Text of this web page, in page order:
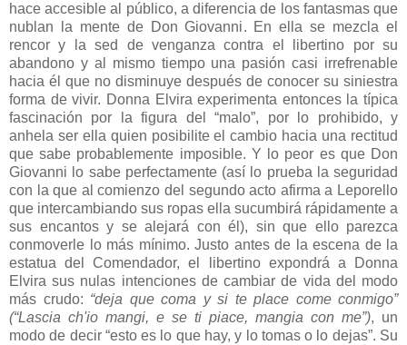
hace accesible al público, a diferencia de los fantasmas que
nublan la mente de Don Giovanni. En ella se mezcla el
rencor y la sed de venganza contra el libertino por su
abandono y al mismo tiempo una pasión casi irrefrenable
hacia él que no disminuye después de conocer su siniestra
forma de vivir. Donna Elvira experimenta entonces la típica
fascinación por la figura del “malo”, por lo prohibido, y
anhela ser ella quien posibilite el cambio hacia una rectitud
que sabe probablemente imposible. Y lo peor es que Don
Giovanni lo sabe perfectamente (así lo prueba la seguridad
con la que al comienzo del segundo acto afirma a Leporello
que intercambiando sus ropas ella sucumbirá rápidamente a
sus encantos y se alejará con él), sin que ello parezca
conmoverle lo más mínimo. Justo antes de la escena de la
estatua del Comendador, el libertino expondrá a Donna
Elvira sus nulas intenciones de cambiar de vida del modo
más crudo: “deja que coma y si te place come conmigo”
(“Lascia ch'io mangi, e se ti piace, mangia con me”), un
modo de decir “esto es lo que hay, y lo tomas o lo dejas”. Su